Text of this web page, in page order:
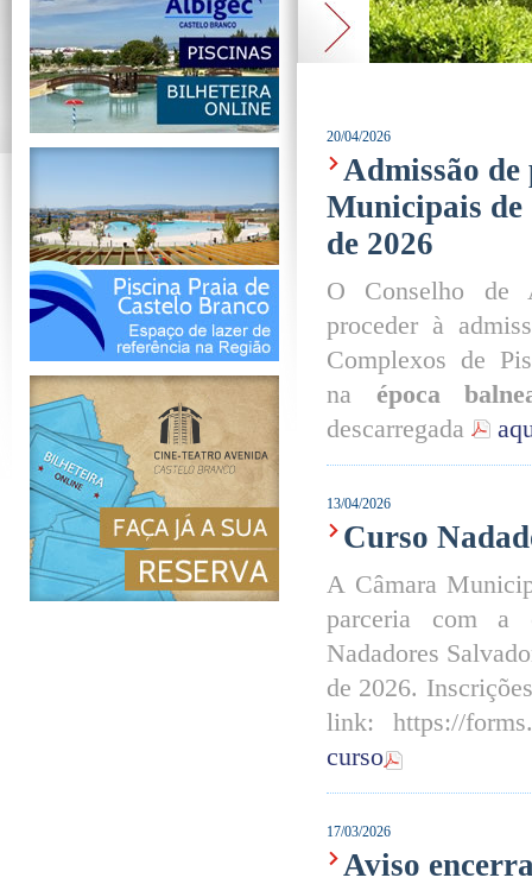
20/04/2026
Admissão de
Municipais de
de 2026
O Conselho de
proceder à
Complexos de
na época
descarregada
13/04/2026
Curso
A Câmara
parceria com a
Nadadores
de 2026.
link: https://
curso
17/03/2026
Aviso